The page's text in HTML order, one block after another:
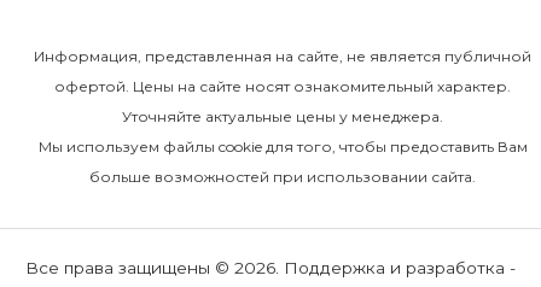
Информация, представленная на сайте, не является публичной
офертой. Цены на сайте носят ознакомительный характер.
Уточняйте актуальные цены у менеджера.
Мы используем файлы cookie для того, чтобы предоставить Вам
больше возможностей при использовании сайта.
Все права защищены © 2026. Поддержка и разработка -